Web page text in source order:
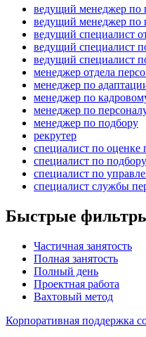
ведущий менеджер по
ведущий менеджер по
ведущий специалист
ведущий специалист
ведущий специалист
менеджер отдела
менеджер по
менеджер по
менеджер по
менеджер по подбору
рекрутер
специалист по оценке
специалист по подбору
специалист по
специалист службы
Быстрые
Частичная занятость
Полная занятость
Полный день
Проектная работа
Вахтовый метод
Корпоративная поддержка